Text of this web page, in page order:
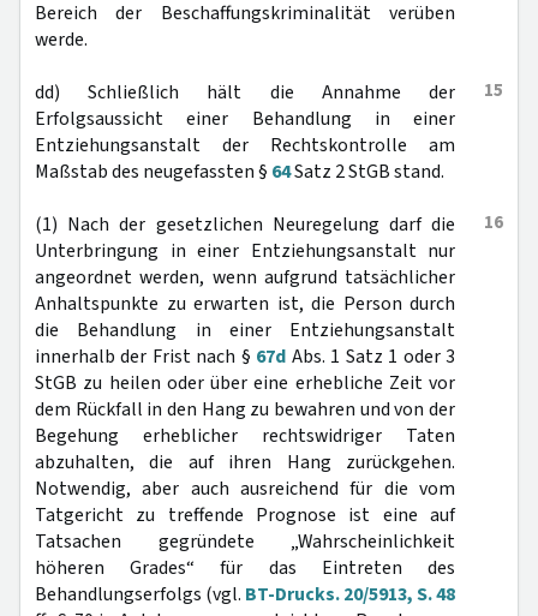
Bereich der Beschaffungskriminalität verüben
werde.
15
dd) Schließlich hält die Annahme der
Erfolgsaussicht einer Behandlung in einer
Entziehungsanstalt der Rechtskontrolle am
Maßstab des neugefassten § 64Satz 2 StGB stand.
16
(1) Nach der gesetzlichen Neuregelung darf die
Unterbringung in einer Entziehungsanstalt nur
angeordnet werden, wenn aufgrund tatsächlicher
Anhaltspunkte zu erwarten ist, die Person durch
die Behandlung in einer Entziehungsanstalt
innerhalb der Frist nach § 67d Abs. 1 Satz 1 oder 3
StGB zu heilen oder über eine erhebliche Zeit vor
dem Rückfall in den Hang zu bewahren und von der
Begehung erheblicher rechtswidriger Taten
abzuhalten, die auf ihren Hang zurückgehen.
Notwendig, aber auch ausreichend für die vom
Tatgericht zu treffende Prognose ist eine auf
Tatsachen gegründete „Wahrscheinlichkeit
höheren Grades“ für das Eintreten des
Behandlungserfolgs (vgl. BT-Drucks. 20/5913, S. 48